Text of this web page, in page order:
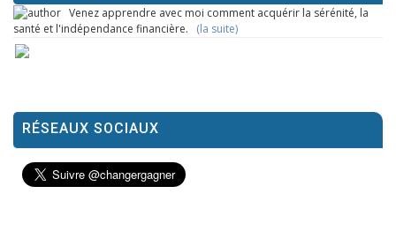
Venez apprendre avec moi comment acquérir la sérénité, la
santé et l'indépendance financière. (la suite)
RÉSEAUX SOCIAUX